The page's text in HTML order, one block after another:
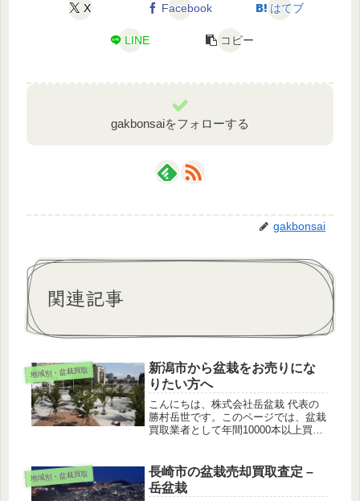
X Facebook はてブ
LINE コピー
gakbonsaiをフォローする
gakbonsai
関連記事
地域別・盆栽買取
新潟市から盆栽をお売りにな
りたい方へ
こんにちは、株式会社岳盆栽 代表の
勝村岳世です。このページでは、盆栽
買取業者として年間10000本以上買い
す。このページでは、盆栽買取業者と
して年間10000本以上買い取る私...
地域別・盆栽買取
長崎市の盆栽売却買取査定 –
岳盆栽